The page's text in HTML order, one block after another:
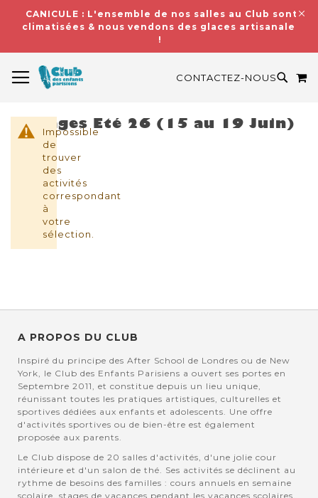
CANICULE : L'ensemble de nos salles au Club sont
climatisées & nous vendons des glaces artisanales
!
CONTACTEZ-NOUS
Stages Eté 26 (15 au 19 Juin)
Impossible
de
trouver
des
activités
correspondant
à
votre
sélection.
A PROPOS DU CLUB
Inspiré du principe des After School de Londres ou de New
York, le Club des Enfants Parisiens a ouvert ses portes en
Septembre 2011, et constitue depuis un lieu unique,
réunissant toutes les pratiques artistiques, culturelles et
sportives dédiées aux enfants et adolescents. Une offre
d'activités sportives ou de bien-être est également
proposée aux parents.
Le Club dispose de 20 salles d'activités, d'une jolie cour
intérieure et d'un salon de thé. Ses activités se déclinent au
rythme de besoins des familles : cours annuels en semaine
scolaire, stages de vacances pendant les vacances scolaires,